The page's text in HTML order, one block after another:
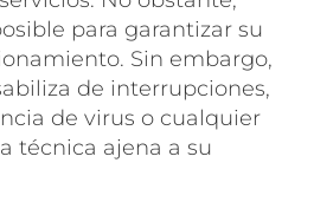
para garantizar su
Sin embargo,
de interrupciones,
de virus o cualquier
técnica ajena a su